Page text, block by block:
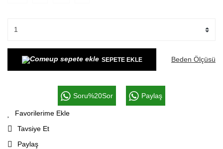
SEPETE EKLE Beden Ölçüsü
Soru%20Sor Paylaş
Tavsiye Et
Paylaş